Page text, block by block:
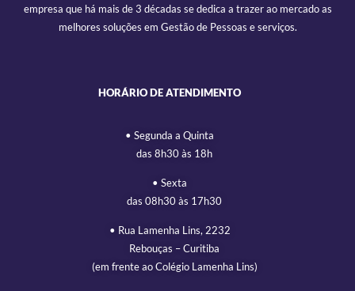
empresa que há mais de 3 décadas se dedica a trazer ao mercado as
melhores soluções em Gestão de Pessoas e serviços.
HORÁRIO DE ATENDIMENTO
• Segunda a Quinta
das 8h30 às 18h
• Sexta
das 08h30 às 17h30
• Rua Lamenha Lins, 2232
Rebouças – Curitiba
(em frente ao Colégio Lamenha Lins)